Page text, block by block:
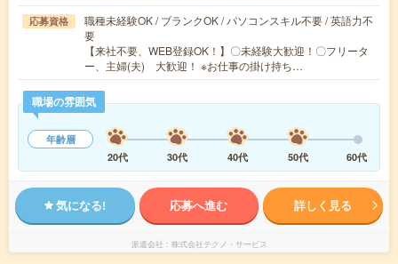
応募資格
職種未経験OK / ブランクOK / パソコンスキル不要 / 英語力不
要
【来社不要、WEB登録OK！】〇未経験大歓迎！〇フリータ
ー、主婦(夫) 大歓迎！ ※お仕事の掛け持ち…
職場の雰囲気
年齢層
20代
30代 40代 50代 60代
気になる! 応募へ進む 詳しく見る
派遣会社 株式会社テクノ・サービス